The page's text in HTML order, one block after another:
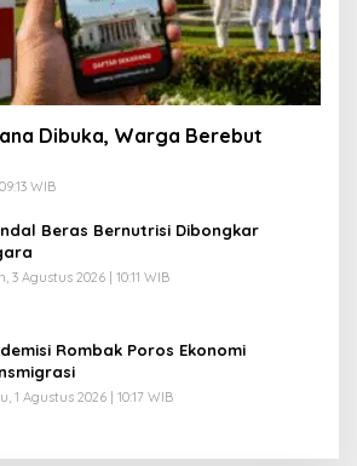
Dibuka, Warga Berebut
WIB
Beras Bernutrisi Dibongkar
3 Agustus 2026 | 10:11 WIB
Rombak Poros Ekonomi
1 Agustus 2026 | 10:17 WIB